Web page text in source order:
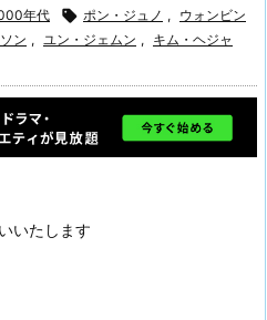
年代  ポン・ジュノ , ウォンビン
ン , ユン・ジェムン , キム・ヘジャ
いたします